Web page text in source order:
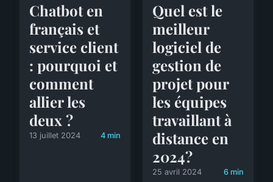
Chatbot en
français et
service client
: pourquoi et
comment
allier les
deux ?
13 juillet 2024 4 min
Quel est le
meilleur
logiciel de
gestion de
projet pour
les équipes
travaillant à
distance en
2024?
25 avril 2024 6 min